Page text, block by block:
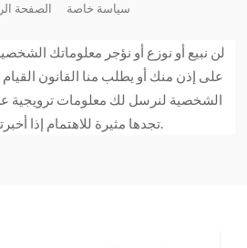
الصفحة سياسة خاصة
لن نبيع أو نوزع أو نؤجر معلوماتك
على إذن منك أو يطلب منا القانون
الشخصية لنرسل لك معلومات ترويجية
تجدها مثيرة للاهتمام إذا أخبرتنا أنك ترغب في حدوث ذلك.